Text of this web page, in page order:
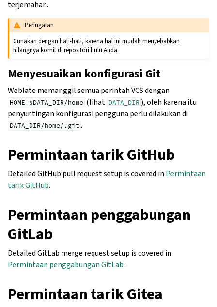
terjemahan.
Peringatan
Gunakan dengan hati-hati, karena hal ini mudah menyebabkan
hilangnya komit di repositori hulu Anda.
Menyesuaikan konfigurasi Git
Weblate memanggil semua perintah VCS dengan
HOME=$DATA_DIR/home (lihat DATA_DIR ), oleh karena itu
penyuntingan konfigurasi pengguna perlu dilakukan di
DATA_DIR/home/.git .
Permintaan tarik GitHub
Detailed GitHub pull request setup is covered in Permintaan
tarik GitHub.
Permintaan penggabungan
GitLab
Detailed GitLab merge request setup is covered in
Permintaan penggabungan GitLab.
Permintaan tarik Gitea